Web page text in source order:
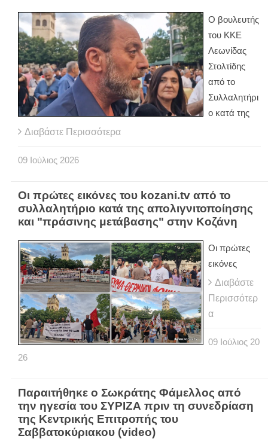
Ο βουλευτής
του ΚΚΕ
Λεωνίδας
Στολτίδης
από το
Συλλαλητήρι
ο κατά της
Διαβάστε Περισσότερα
09 Ιούλιος 2026
Οι πρώτες εικόνες του kozani.tv από το
συλλαλητήριο κατά της απολιγνιτοποίησης
και "πράσινης μετάβασης" στην Κοζάνη
Οι πρώτες
εικόνες
Διαβάστε
Περισσότερ
α
09 Ιούλιος 20
26
Παραιτήθηκε ο Σωκράτης Φάμελλος από
την ηγεσία του ΣΥΡΙΖΑ πριν τη συνεδρίαση
της Κεντρικής Επιτροπής του
Σαββατοκύριακου (video)